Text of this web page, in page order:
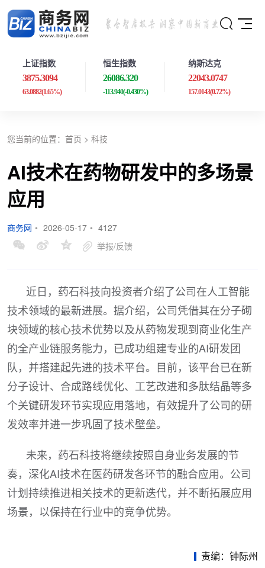
上证指数
3875.3094
63.0882(1.65%)
恒生指数
26086.320
-113.940(-0.430%)
纳斯达克
22043.0747
157.0143(0.72%)
您当前的位置： 首页 > 科技
AI技术在药物研发中的多场景
应用
商务网 • 2026-05-17 • 4127
举报/反馈
近日，药石科技向投资者介绍了公司在人工智能
技术领域的最新进展。据介绍，公司凭借其在分子砌
块领域的核心技术优势以及从药物发现到商业化生产
的全产业链服务能力，已成功组建专业的AI研发团
队，并搭建起先进的技术平台。目前，该平台已在新
分子设计、合成路线优化、工艺改进和多肽结晶等多
个关键研发环节实现应用落地，有效提升了公司的研
发效率并进一步巩固了技术壁垒。
未来，药石科技将继续按照自身业务发展的节
奏，深化AI技术在医药研发各环节的融合应用。公司
计划持续推进相关技术的更新迭代，并不断拓展应用
场景，以保持在行业中的竞争优势。
责编：钟际州